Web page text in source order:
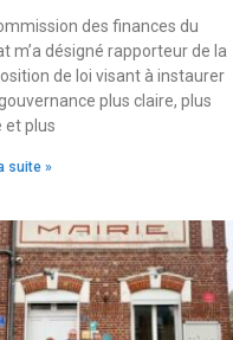
des finances du
m’a désigné rapporteur de la
de loi visant à instaurer
plus claire, plus
et plus
suite »